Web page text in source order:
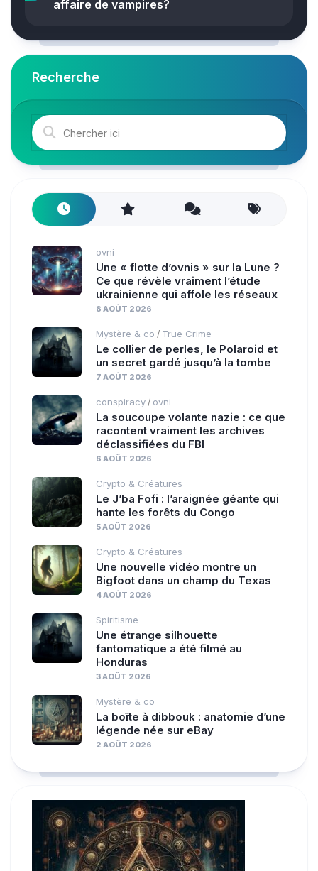
affaire de vampires?
Recherche
ovni
Une « flotte d’ovnis » sur la Lune ?
Ce que révèle vraiment l’étude
ukrainienne qui affole les réseaux
8 AOÛT 2026
Mystère & co / True Crime
Le collier de perles, le Polaroid et
un secret gardé jusqu’à la tombe
7 AOÛT 2026
conspiracy / ovni
La soucoupe volante nazie : ce que
racontent vraiment les archives
déclassifiées du FBI
6 AOÛT 2026
Crypto & Créatures
Le J’ba Fofi : l’araignée géante qui
hante les forêts du Congo
5 AOÛT 2026
Crypto & Créatures
Une nouvelle vidéo montre un
Bigfoot dans un champ du Texas
4 AOÛT 2026
Spiritisme
Une étrange silhouette
fantomatique a été filmé au
Honduras
3 AOÛT 2026
Mystère & co
La boîte à dibbouk : anatomie d’une
légende née sur eBay
2 AOÛT 2026